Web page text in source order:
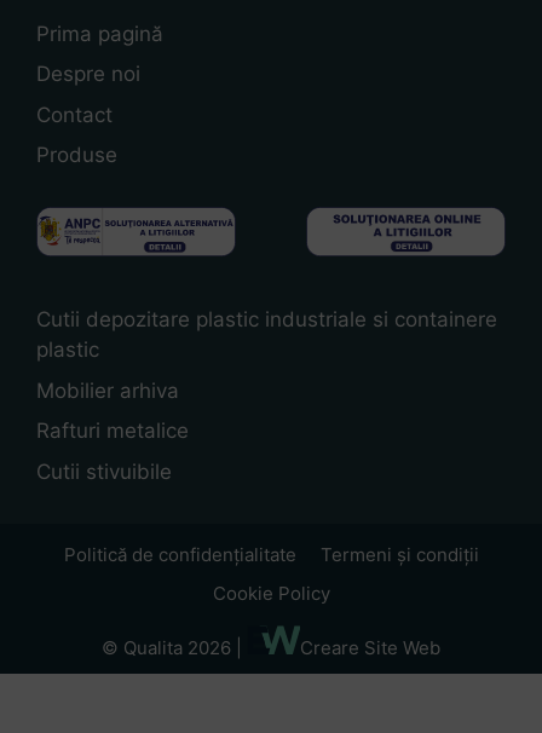
Prima pagină
Despre noi
Contact
Produse
Cutii depozitare plastic industriale si containere
plastic
Mobilier arhiva
Rafturi metalice
Cutii stivuibile
Politică de confidențialitate
Termeni și condiții
Cookie Policy
© Qualita 2026 | Creare Site Web